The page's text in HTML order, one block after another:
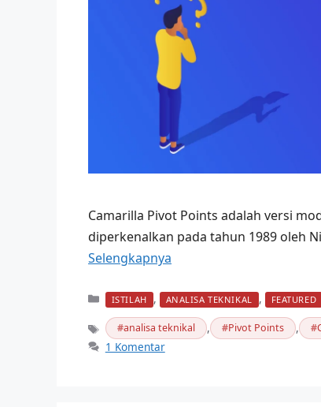
Camarilla Pivot Points adalah versi
diperkenalkan pada tahun 1989 oleh
Selengkapnya
Kategori
ISTILAH , ANALISA TEKNIKAL , FEATURED
Tag analisa teknikal , Pivot Points ,
1 Komentar